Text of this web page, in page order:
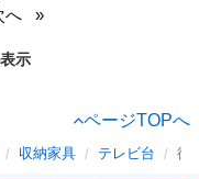
へ
示
ページTOPへ
収納家具 テレビ台 徳